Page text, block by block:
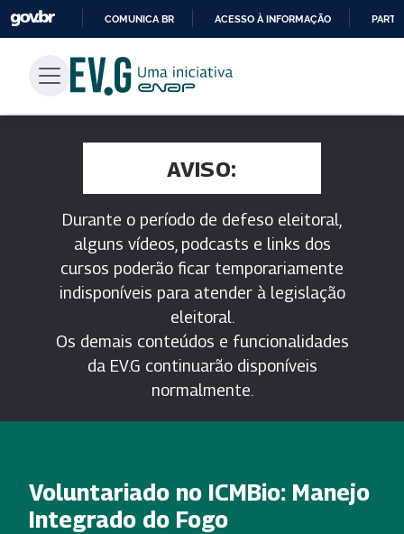
PARA
CONTEÚDO
COMUNICA BR ACESSO À INFORMAÇÃO
AVISO:
Durante o período de defeso eleitoral,
alguns vídeos, podcasts e links dos
cursos poderão ficar temporariamente
indisponíveis para atender à legislação
eleitoral.
Os demais conteúdos e funcionalidades
da EV.G continuarão disponíveis
normalmente.
Voluntariado no ICMBio: Manejo
Integrado do Fogo